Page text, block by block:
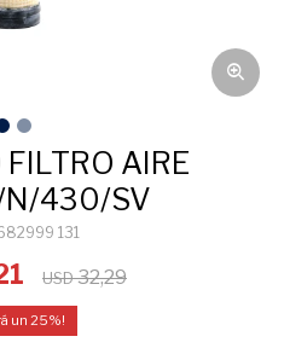
AIRE
430/SV
131
USD 32,29
25